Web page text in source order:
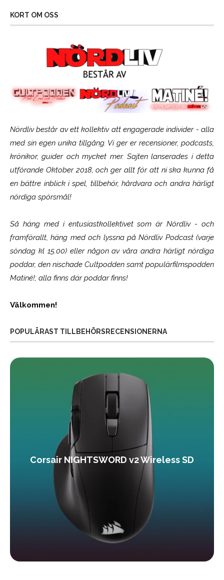
KORT OM OSS
Nördliv består av ett kollektiv att engagerade individer - alla
med sin egen unika tillgång. Vi ger er recensioner, podcasts,
krönikor, guider och mycket mer. Sajten lanserades i detta
utförande Oktober 2018, och ger allt för att ni ska kunna få
en bättre inblick i spel, tillbehör, hårdvara och andra härligt
nördiga spörsmål!
Så häng med i entusiastkollektivet som ärNördliv- och
framförallt, häng med och lyssna på Nördliv Podcast (varje
söndag kl 15.00) eller någon av våra andra härligt nördiga
poddar, den nischade Cultpodden samt populärfilmspodden
Matiné!; alla finns där poddar finns!
Välkommen!
POPULÄRAST TILLBEHÖRSRECENSIONERNA
Corsair NIGHTSWORD v2 Wireless SD